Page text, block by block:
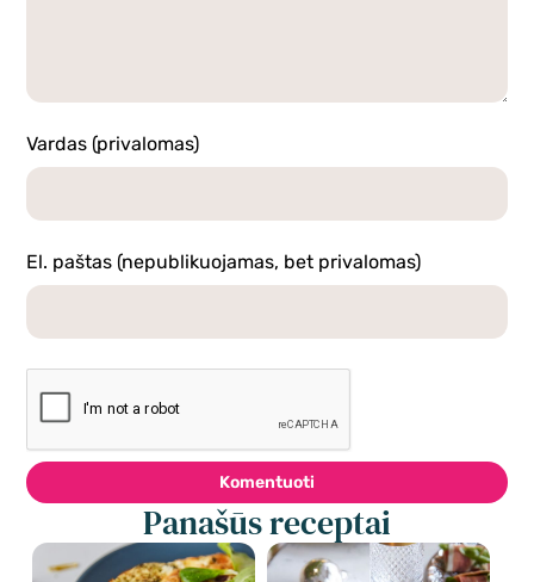
Vardas (privalomas)
El. paštas (nepublikuojamas, bet privalomas)
Komentuoti
Panašūs receptai